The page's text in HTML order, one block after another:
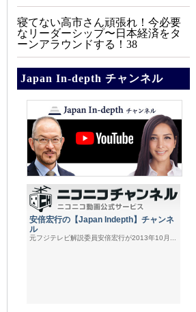
寝てない高市さん頑張れ！今必要
なリーダーシップ〜日本経済をタ
ーンアラウンドする！38
Japan In-depth チャンネル